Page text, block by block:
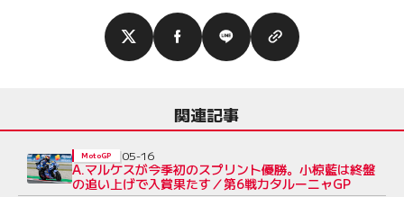
関連記事
A.マルケスが今季初のスプリント優勝。小椋藍は終盤
の追い上げで入賞果たす／第6戦カタルーニャGP
MotoGP 05-16